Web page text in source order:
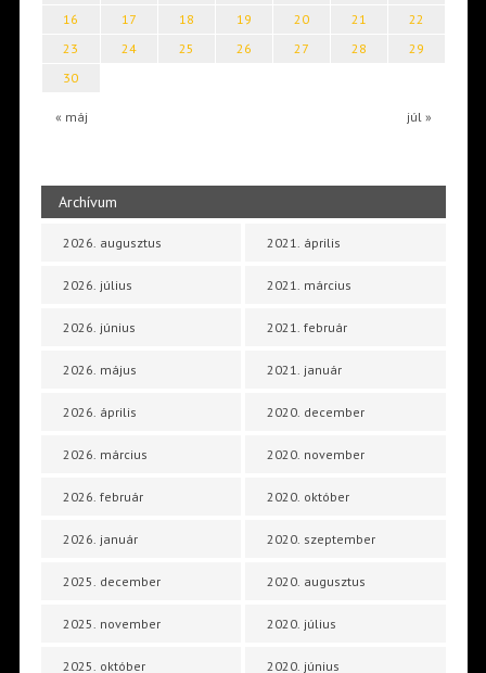
« máj júl »
16
17 18 19 20 21
22
23
24 25 26 27 28
29
30
Archívum
2026. augusztus
2026. július
2026. június
2026. május
2026. április
2026. március
2026. február
2026. január
2025. december
2025. november
2025. október
2021. április
2021. március
2021. február
2021. január
2020. december
2020. november
2020. október
2020. szeptember
2020. augusztus
2020. július
2020. június